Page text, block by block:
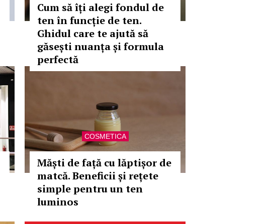
Cum să îți alegi fondul de
ten în funcție de ten.
Ghidul care te ajută să
găsești nuanța și formula
perfectă
COSMETICA
Măști de față cu lăptișor de
matcă. Beneficii și rețete
simple pentru un ten
luminos